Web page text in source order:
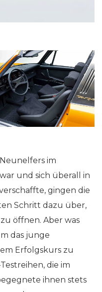
im
und sich überall in
gingen die
Schritt dazu über,
öffnen. Aber was
das junge
Erfolgskurs zu
die im
ihnen stets